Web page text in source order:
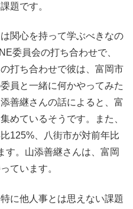
題です。
関心を持って学ぶべきなの
委員会の打ち合わせで、
打ち合わせで彼は、富岡市
員と一緒に何かやってみた
善継さんの話によると、富
めているそうです。また、
125%、八街市が対前年比
す。山添善継さんは、富岡
ています。
に他人事とは思えない課題